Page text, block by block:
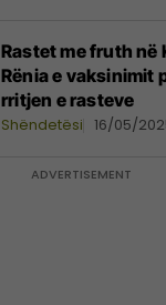
​Rastet me fruth në
Rënia e vaksinimit
rritjen e rasteve
Shëndetësi 16/05/